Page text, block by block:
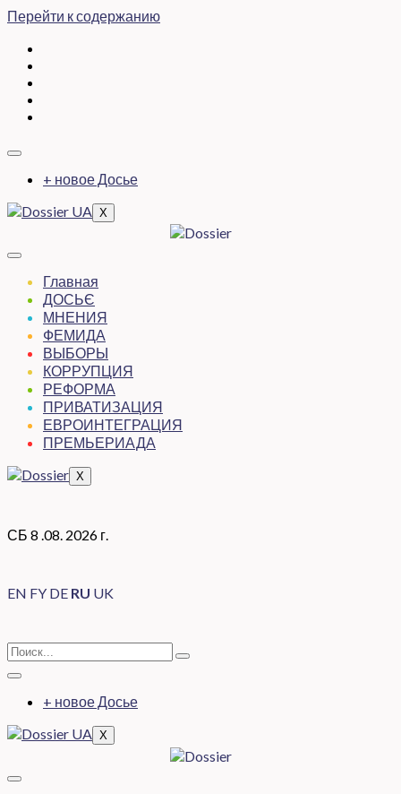
Перейти к содержанию
+ новое Досье
X
Главная
ДОСЬЄ
МНЕНИЯ
ФЕМИДА
ВЫБОРЫ
КОРРУПЦИЯ
РЕФОРМА
ПРИВАТИЗАЦИЯ
ЕВРОИНТЕГРАЦИЯ
ПРЕМЬЕРИАДА
X
СБ 8 .08. 2026 г.
EN FY DE RU UK
+ новое Досье
X